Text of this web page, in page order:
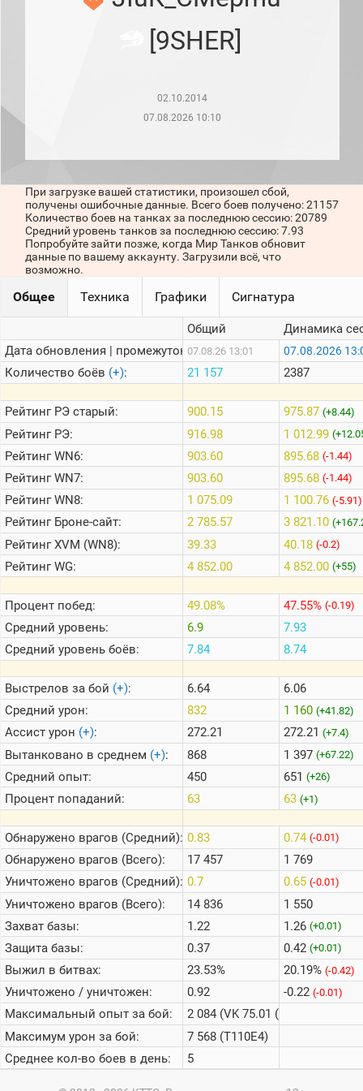
игроков
Кланы
Статистика
стримеров
Информация
Онлайн
Цветовая
шкала
Теlegram
ВК
Портал
Мира
Танков
[9SHER]
02.10.2014
07.08.2026 10:10
При загрузке вашей статистики, произошел сбой,
получены ошибочные данные. Всего боев получено: 21157
Количество боев на танках за последнюю сессию: 20789
Средний уровень танков за последнюю сессию: 7.93
Попробуйте зайти позже, когда Мир Танков обновит
данные по вашему аккаунту. Загрузили всё, что
возможно.
Общее Техника Графики Сигнатура
Дата обновления | промежуток:
Количество боёв (+):
РейтингРЭ старый:
РейтингРЭ:
РейтингWN6:
РейтингWN7:
РейтингWN8:
РейтингБроне-сайт:
РейтингXVM (WN8):
РейтингWG:
Процент побед:
Средний уровень:
Средний уровень боёв:
Выстрелов за бой (+):
Средний урон:
Ассист урон (+):
Вытанковано в среднем (+):
Средний опыт:
Процент попаданий:
Обнаружено врагов (Средний):
Обнаружено врагов (Всего):
Уничтожено врагов (Средний):
Уничтожено врагов (Всего):
Захват базы:
Защита базы:
Выжил в битвах:
Уничтожено / уничтожен:
Максимальный опыт за бой:
Максимум урон за бой:
Среднее кол-во боев в день:
Общий
07.08.26 13:01
21 157
900.15
916.98
903.60
903.60
1 075.09
2 785.57
39.33
4 852.00
49.08%
6.9
7.84
6.64
832
272.21
868
450
63
0.83
17 457
0.7
14 836
1.22
0.37
23.53%
0.92
2 084 (VK 75.01 (K))
7 568 (T110E4)
5
Динамика
07.08.2026
2387
975.87 (+8.44)
1 012.99
895.68 (-1.44)
895.68 (-1.44)
1 100.76 (-5.91)
3 821.10
40.18 (-0.2)
4 852.00 (+55)
47.55% (-0.19)
7.93
8.74
6.06
1 160 (+41.82)
272.21 (+7.4)
1 397 (+67.22)
651 (+26)
63 (+1)
0.74 (-0.01)
1 769
0.65 (-0.01)
1 550
1.26 (+0.01)
0.42 (+0.01)
20.19% (-0.42)
-0.22 (-0.01)